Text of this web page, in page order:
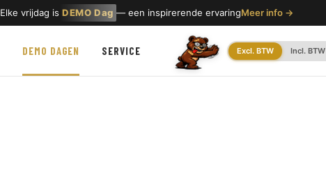
Elke vrijdag isDEMO Dag — een inspirerende ervaringMeer info →
DEMO DAGEN SERVICE Excl. BTW Incl. BTW